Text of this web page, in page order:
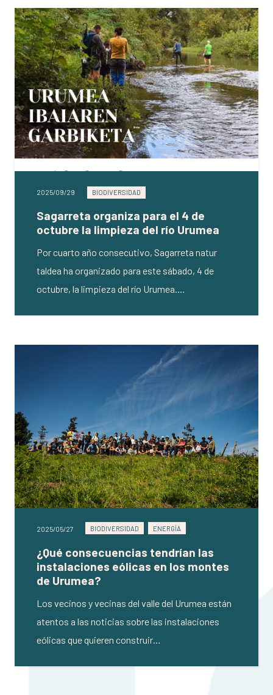
2025/09/29 BIODIVERSIDAD
Sagarreta organiza para el 4 de
octubre la limpieza del río Urumea
Por cuarto año consecutivo, Sagarreta natur
taldea ha organizado para este sábado, 4 de
octubre, la limpieza del río Urumea.…
2025/05/27 BIODIVERSIDAD ENERGÍA
¿Qué consecuencias tendrían las
instalaciones eólicas en los montes
de Urumea?
Los vecinos y vecinas del valle del Urumea están
atentos a las noticias sobre las instalaciones
eólicas que quieren construir…